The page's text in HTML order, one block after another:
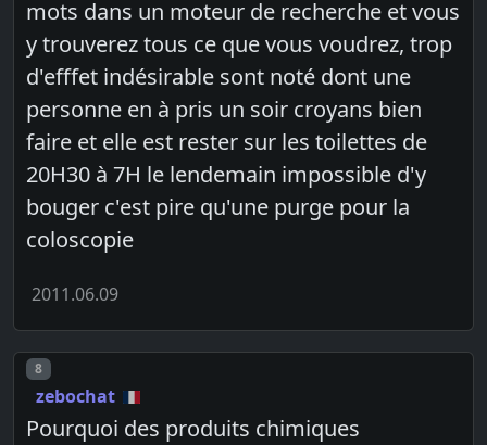
mots dans un moteur de recherche et vous
y trouverez tous ce que vous voudrez, trop
d'efffet indésirable sont noté dont une
personne en à pris un soir croyans bien
faire et elle est rester sur les toilettes de
20H30 à 7H le lendemain impossible d'y
bouger c'est pire qu'une purge pour la
coloscopie
2011.06.09
Post number
8
zebochat
Pourquoi des produits chimiques